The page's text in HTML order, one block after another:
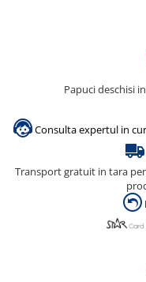
Room Care
Dezinfectanti
Dezinfectanti maini
Dezinfectanti medicali
Dezinfectanti suprafete
Papuci deschisi
Consulta expertul in
Transport gratuit in tara